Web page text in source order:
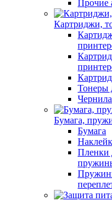
Прочие
Картриджи,
Тонеры
Бумага,
Бумага
Пленки